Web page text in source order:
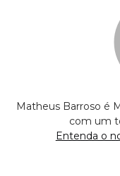
Matheus Barroso é
com um
Entenda o